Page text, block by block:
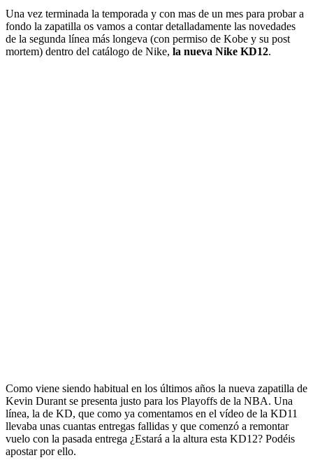
Una vez terminada la temporada y con mas de un mes para probar a
fondo la zapatilla os vamos a contar detalladamente las novedades
de la segunda línea más longeva (con permiso de Kobe y su post
mortem) dentro del catálogo de Nike, la nueva Nike KD12.
Como viene siendo habitual en los últimos años la nueva zapatilla de
Kevin Durant se presenta justo para los Playoffs de la NBA. Una
línea, la de KD, que como ya comentamos en el vídeo de la KD11
llevaba unas cuantas entregas fallidas y que comenzó a remontar
vuelo con la pasada entrega ¿Estará a la altura esta KD12? Podéis
apostar por ello.